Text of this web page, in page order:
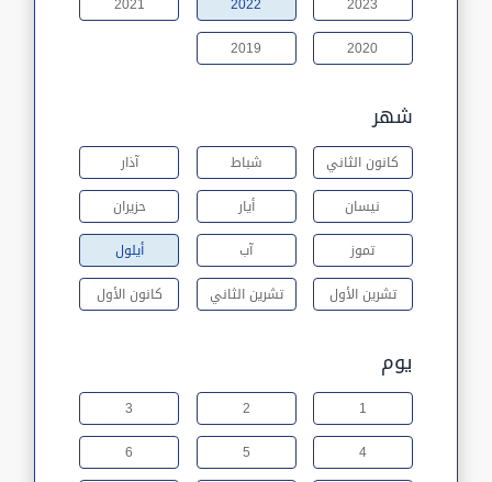
2020
2019
شهر
كانون الثاني شباط
آذار
نيسان
أيار
حزيران
تموز
آب
أيلول
تشرين الأول
تشرين الثاني كانون الأول
يوم
1
2
3
4
5
6